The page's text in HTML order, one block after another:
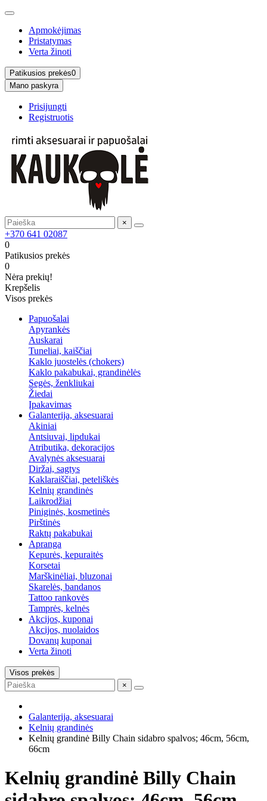
Apmokėjimas
Pristatymas
Verta žinoti
Patikusios prekės0
Mano paskyra
Prisijungti
Registruotis
×
+370 641 02087
0
Patikusios prekės
0
Nėra prekių!
Krepšelis
Visos prekės
Papuošalai
Apyrankės
Auskarai
Tuneliai, kaiščiai
Kaklo juostelės (chokers)
Kaklo pakabukai, grandinėlės
Segės, ženkliukai
Žiedai
Įpakavimas
Galanterija, aksesuarai
Akiniai
Antsiuvai, lipdukai
Atributika, dekoracijos
Avalynės aksesuarai
Diržai, sagtys
Kaklaraiščiai, peteliškės
Kelnių grandinės
Laikrodžiai
Piniginės, kosmetinės
Pirštinės
Raktų pakabukai
Apranga
Kepurės, kepuraitės
Korsetai
Marškinėliai, bluzonai
Skarelės, bandanos
Tattoo rankovės
Tamprės, kelnės
Akcijos, kuponai
Akcijos, nuolaidos
Dovanų kuponai
Verta žinoti
Visos prekės
×
Galanterija, aksesuarai
Kelnių grandinės
Kelnių grandinė Billy Chain sidabro spalvos; 46cm, 56cm,
66cm
Kelnių grandinė Billy Chain